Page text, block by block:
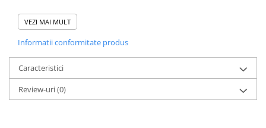
Beneficii:Menține un pH urinar ușor acid, prevenind formarea
struviților, conținut limitat de minerale pentru prevenirea
corespunzător de urină, reducerea cantității de magneziu pentru
prevenirea altor probleme urinare pe termen lung, poate fi
administrată pe termen lung, conform recomandării medicului
veterinar.
TROVET Dog Urinary Struvit ASDeste ideală pentru câinii
VEZI MAI MULT
Informatii conformitate produs
Caracteristici
Review-uri(0)